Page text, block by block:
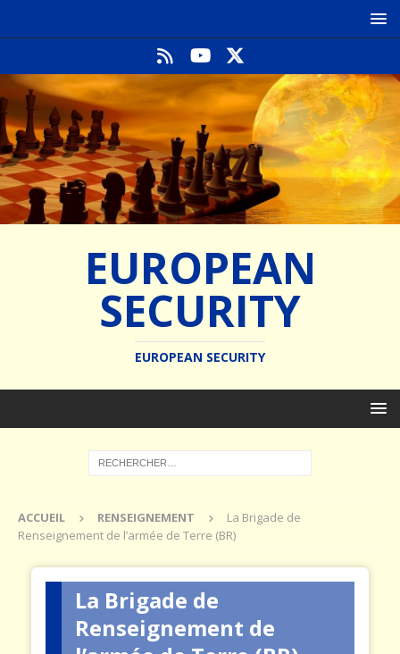
EUROPEAN
SECURITY
EUROPEAN SECURITY
ACCUEIL RENSEIGNEMENT
La Brigade de
Renseignement de l’armée de Terre (BR)
La Brigade de
Renseignement de